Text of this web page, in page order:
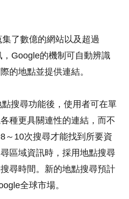
了數億的網站以及超過
Google的機制可自動辨識
的地點並提供連結。
搜尋功能後，使用者可在單
種更具關連性的連結，而不
～10次搜尋才能找到所要資
區域資訊時，採用地點搜尋
尋時間。新的地點搜尋預計
全球市場。